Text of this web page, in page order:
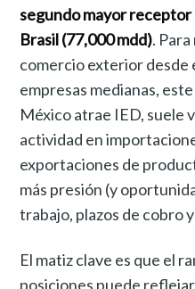
segundo mayor receptor
Brasil (77,000 mdd).
comercio exterior desde
empresas medianas,
México atrae IED, suele
actividad en
exportaciones de
más presión (y
trabajo, plazos de cobro
El matiz clave es que el
posiciones puede